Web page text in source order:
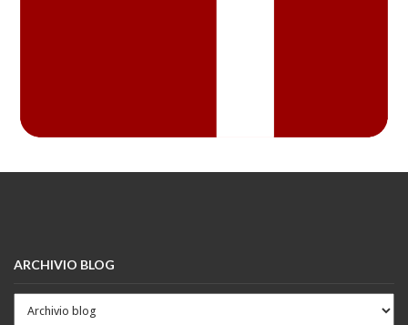
ARCHIVIO BLOG